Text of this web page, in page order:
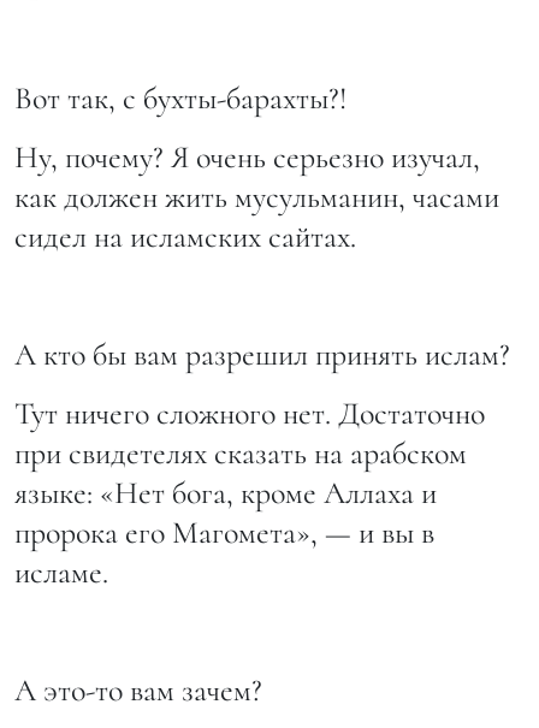
Вот так, с бухты-барахты?!
Ну, почему? Я очень серьезно изучал,
как должен жить мусульманин, часами
сидел на исламских сайтах.
А кто бы вам разрешил принять ислам?
Тут ничего сложного нет. Достаточно
при свидетелях сказать на арабском
языке: «Нет бога, кроме Аллаха и
пророка его Магомета», — и вы в
исламе.
А это-то вам зачем?